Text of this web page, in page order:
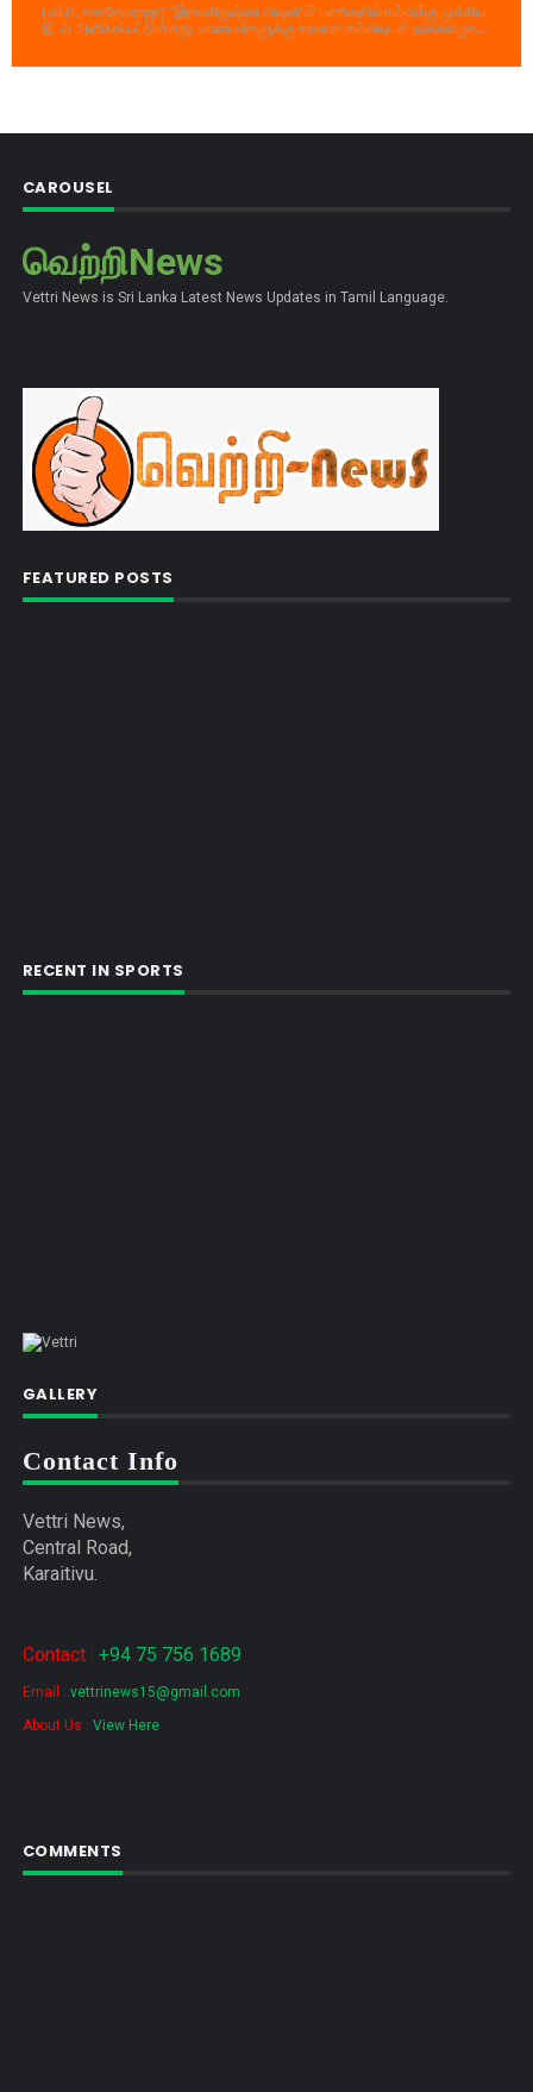
( வி.ரி. சகாதேவராஜா) "இராமகிருஷ்ண மிஷனின் பணிகளில் கல்விக்கு முக்கிய
இடம் அளிக்கப்பட்டுள்ளது. மாணவர்களுக்கு தரமான கல்வியுடன் நல்லொழுக...
CAROUSEL
வெற்றிNews
Vettri News is Sri Lanka Latest News Updates in Tamil Language.
FEATURED POSTS
RECENT IN SPORTS
GALLERY
Contact Info
Vettri News,
Central Road,
Karaitivu.
Contact : +94 75 756 1689
Email : vettrinews15@gmail.com
About Us : View Here
COMMENTS